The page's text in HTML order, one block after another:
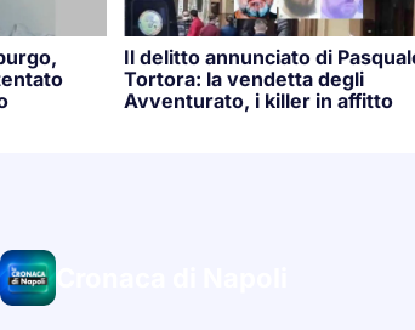
Il delitto annunciato di
Tortora: la vendetta degli
Avventurato, i killer in affitto
Cronaca di Napoli